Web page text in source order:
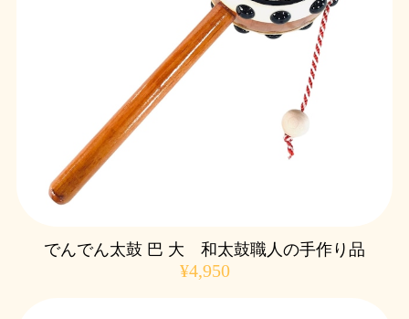
でんでん太鼓 巴 大 和太鼓職人の手作り品
¥4,950